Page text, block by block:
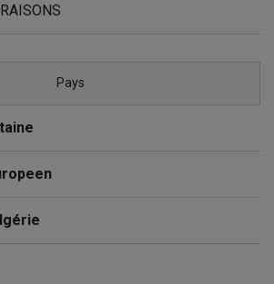
Pays